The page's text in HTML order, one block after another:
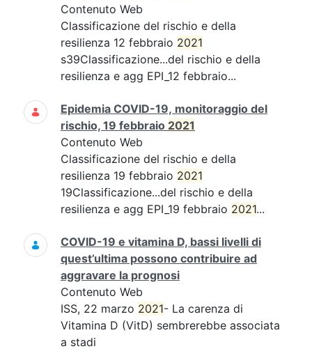
Contenuto Web
Classificazione del rischio e della
resilienza 12 febbraio 2021
s39Classificazione...del rischio e della
resilienza e agg EPI_12 febbraio...
Epidemia COVID-19, monitoraggio del
rischio, 19 febbraio 2021
Contenuto Web
Classificazione del rischio e della
resilienza 19 febbraio 2021
19Classificazione...del rischio e della
resilienza e agg EPI_19 febbraio 2021...
COVID-19 e vitamina D, bassi livelli di
quest’ultima possono contribuire ad
aggravare la prognosi
Contenuto Web
ISS, 22 marzo 2021- La carenza di
Vitamina D (VitD) sembrerebbe associata
a stadi